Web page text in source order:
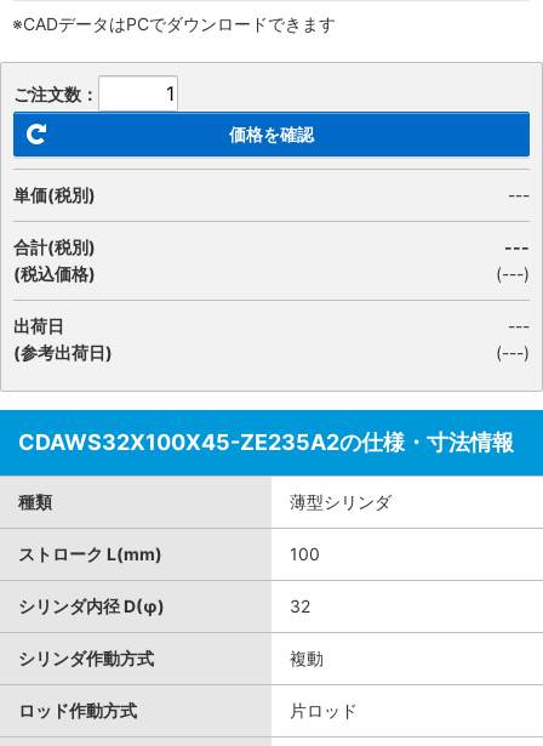
※CADデータはPCでダウンロードできます
ご注文数：
価格を確認
単価(税別) ---
合計(税別)
(税込価格)
---
(---)
出荷日
(参考出荷日)
---
(---)
CDAWS32X100X45-ZE235A2の仕様・寸法情報
種類 薄型シリンダ
ストローク L(mm) 100
シリンダ内径 D(φ) 32
シリンダ作動方式 複動
ロッド作動方式 片ロッド